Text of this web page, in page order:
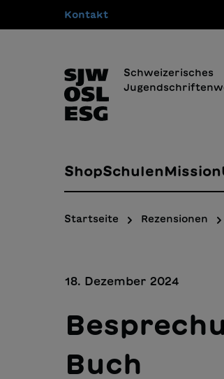
Zur Hauptnavigation
Kontakt
Schweizerisches
ShopSchulen Mission
Startseite Rezensionen
18. Dezember 2024
Buch